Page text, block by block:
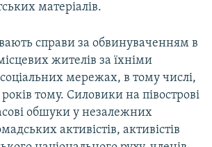
матеріалів.
справи за обвинуваченням в
жителів за їхніми
мережах, в тому числі,
тому. Силовики на півострові
обшуки у незалежних
активістів, активістів